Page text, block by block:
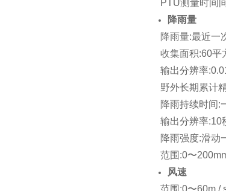
PTU测量时间
降雨量
降雨量:最近一
收集面积:60平
输出分辨率
野外长期累计
降雨持续时间:
输出分辨率:10
降雨强度:滑动
范围:0〜
风速